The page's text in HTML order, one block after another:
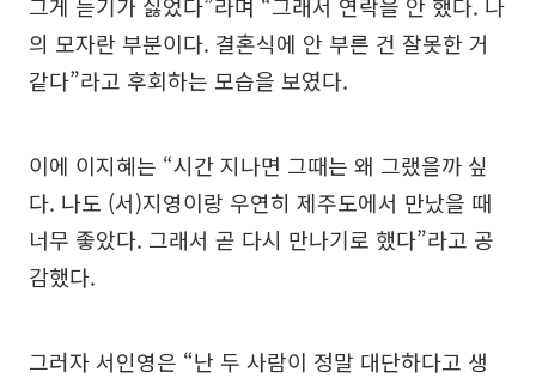
의 모자란 부분이다. 결혼식에 안 부른 건 잘못한 거
같다”라고 후회하는 모습을 보였다.
이에 이지혜는 “시간 지나면 그때는 왜 그랬을까 싶
다. 나도 (서)지영이랑 우연히 제주도에서 만났을 때
너무 좋았다. 그래서 곧 다시 만나기로 했다”라고 공
감했다.
그러자 서인영은 “난 두 사람이 정말 대단하다고 생